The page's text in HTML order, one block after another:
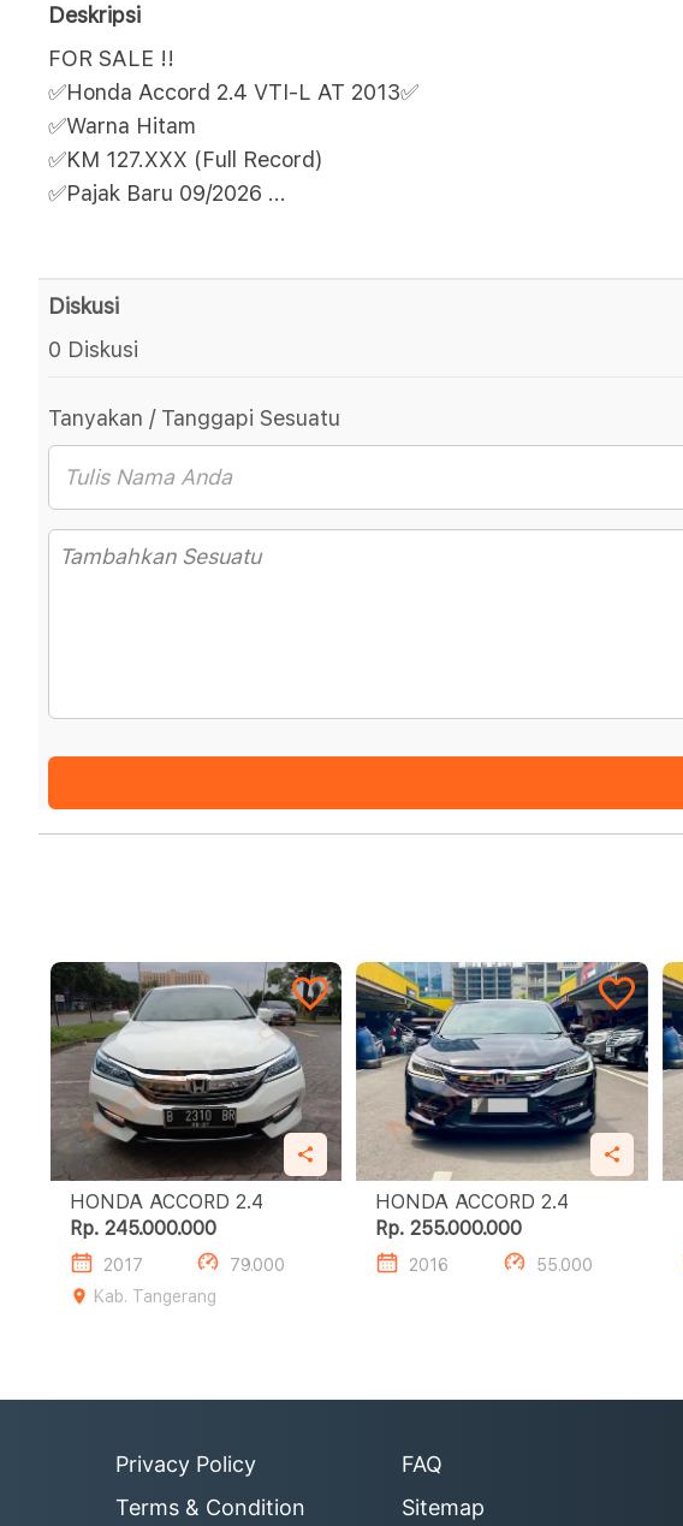
Deskripsi
FOR SALE !!
✅Honda Accord 2.4 VTI-L AT 2013✅
✅Warna Hitam
✅KM 127.XXX (Full Record)
✅Pajak Baru 09/2026 ...
Diskusi
0 Diskusi
Tanyakan / Tanggapi Sesuatu
HONDA ACCORD 2.4
Rp. 245.000.000
2017
79.000
Kab. Tangerang
HONDA ACCORD 2.4
Rp. 255.000.000
2016 55.000
Privacy Policy
Terms & Condition
FAQ
Sitemap